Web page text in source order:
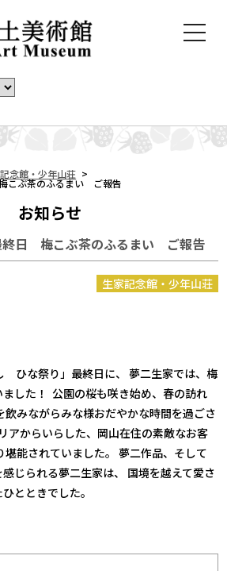
t
n
i
o
念館・少年山荘 >
こぶ茶のふるまい ご報告
お知らせ
終日 梅こぶ茶のふるまい ご報告
生家記念館・少年山荘
ひな祭り」最終日に、 夢二生家では、梅
した！ 公園の桜も咲き始め、春の訪れ
飲みながらみな様おだやかな時間を過ごさ
アからいらした、岡山在住の素敵なお客
堪能されていました。 夢二作品、そして
じられる夢二生家は、 国境を越えて愛さ
ひとときでした。